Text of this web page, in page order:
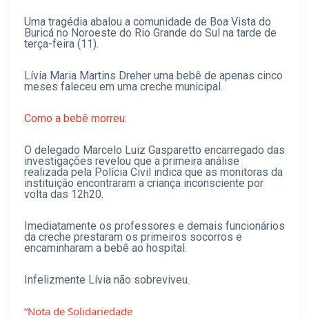
Uma tragédia abalou a comunidade de Boa Vista do
Buricá no Noroeste do Rio Grande do Sul na tarde de
terça-feira (11).
Lívia Maria Martins Dreher uma bebê de apenas cinco
meses faleceu em uma creche municipal.
Como a bebê morreu:
O delegado Marcelo Luiz Gasparetto encarregado das
investigações revelou que a primeira análise
realizada pela Polícia Civil indica que as monitoras da
instituição encontraram a criança inconsciente por
volta das 12h20.
Imediatamente os professores e demais funcionários
da creche prestaram os primeiros socorros e
encaminharam a bebê ao hospital.
Infelizmente Lívia não sobreviveu.
“Nota de Solidariedade